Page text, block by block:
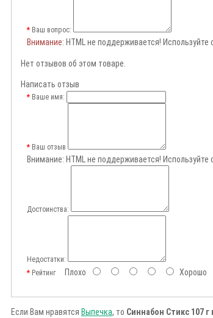
Ваш вопрос:
Внимание: HTML не поддерживается! Используйте
Нет отзывов об этом товаре.
Написать отзыв
Ваше имя:
Ваш отзыв
Внимание: HTML не поддерживается! Используйте
Достоинства:
Недостатки:
РейтингПлохо Хорошо
Если Вам нравятся Выпечка, то Синнабон Стикс 107 г